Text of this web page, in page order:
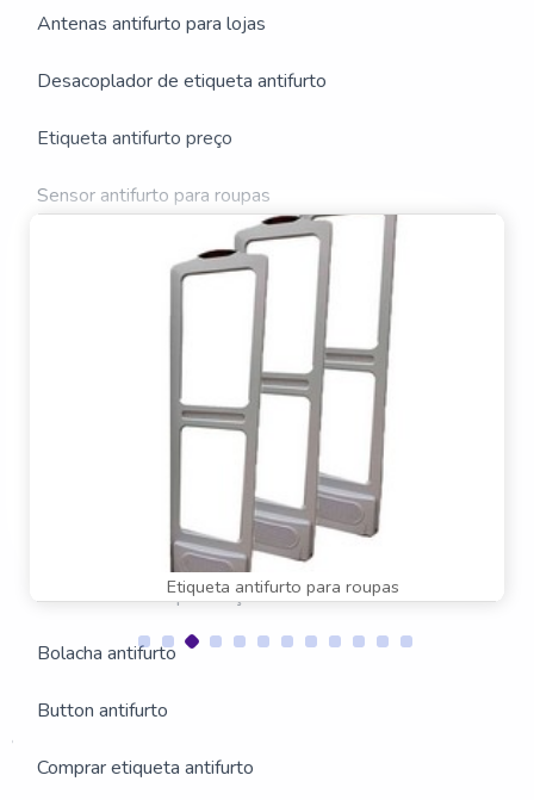
Antenas antifurto para lojas
Desacoplador de etiqueta antifurto
Etiqueta antifurto preço
Sensor antifurto para roupas
Sistema antifurto biblioteca preço
Antena antifurto para biblioteca
Antena antifurto ultra shield
Antena antifurto valor
Antifurto sensor presença
Bolacha antifurto
Button antifurto
Comprar etiqueta antifurto
A ETIQUETAS RÍGIDAS
ANTIFURTO
Etiqueta antifurto para roupas
Estas imagens foram obtidas de bancos de imagens públicas
e disponível livremente na internet
Buscas relacionadas: